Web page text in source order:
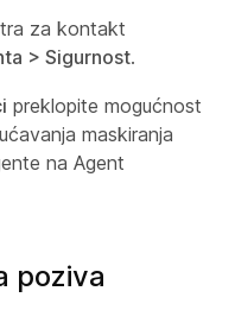
za kontakt
> Sigurnost.
preklopite mogućnost
maskiranja
na Agent
poziva